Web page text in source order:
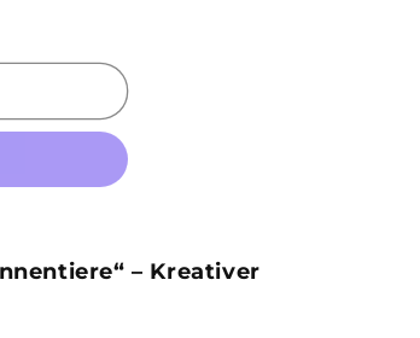
– Kreativer